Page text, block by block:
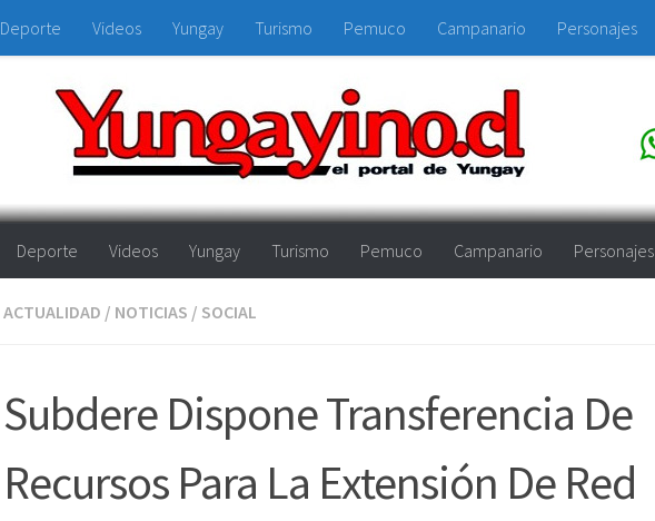
Deporte Videos Yungay Turismo Pemuco Campanario Personajes
Deporte Videos Yungay Turismo Pemuco Campanario Personajes
ACTUALIDAD / NOTICIAS / SOCIAL
Subdere Dispone Transferencia De
Recursos Para La Extensión De Red